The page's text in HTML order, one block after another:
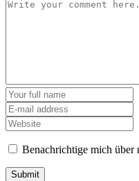
Benachrichtige mich über
Submit